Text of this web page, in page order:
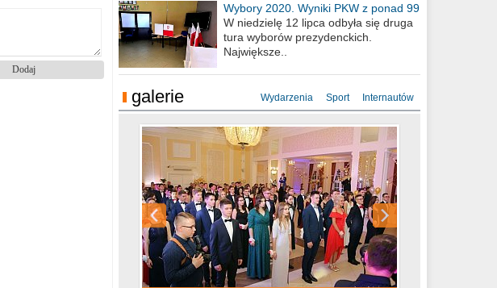
Wybory 2020. Wyniki PKW z ponad 99
procent obwodów
W niedzielę 12 lipca odbyła się druga
tura wyborów prezydenckich.
Największe..
galerie Wydarzenia Sport Internautów
Studniówka Kopernik 2019.01.11
Studniówka LMK 2019.01.05
Studniówka ZS Ekonomicznych
2019.01.05